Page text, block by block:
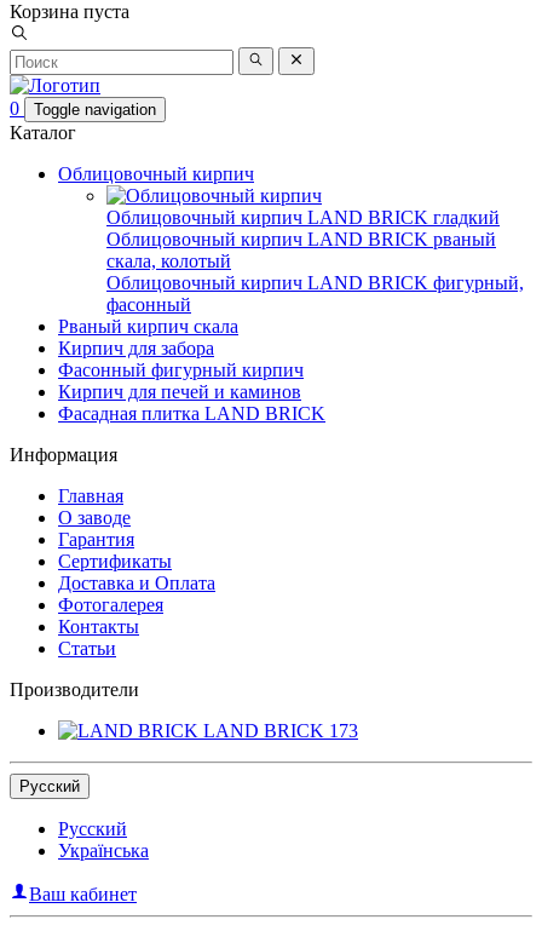
Корзина пуста
0 Toggle navigation
Каталог
Облицовочный кирпич
Облицовочный кирпич LAND BRICK гладкий
Облицовочный кирпич LAND BRICK рваный
скала, колотый
Облицовочный кирпич LAND BRICK фигурный,
фасонный
Рваный кирпич скала
Кирпич для забора
Фасонный фигурный кирпич
Кирпич для печей и каминов
Фасадная плитка LAND BRICK
Информация
Главная
О заводе
Гарантия
Сертификаты
Доставка и Оплата
Фотогалерея
Контакты
Статьи
Производители
LAND BRICK 173
Русский
Русский
Українська
Ваш кабинет